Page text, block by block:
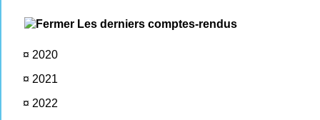
Les derniers comptes-rendus
¤ 2020
¤ 2021
¤ 2022